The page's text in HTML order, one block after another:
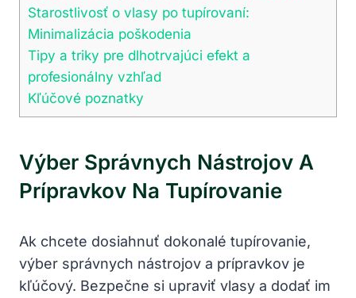
Starostlivosť o vlasy po tupírovaní:
Minimalizácia poškodenia
Tipy a triky pre dlhotrvajúci efekt a
profesionálny vzhľad
Kľúčové poznatky
Výber Správnych Nástrojov A
Prípravkov Na Tupírovanie
Ak chcete dosiahnuť dokonalé tupírovanie,
výber správnych nástrojov a prípravkov je
kľúčový. Bezpečne si upraviť vlasy a dodať im